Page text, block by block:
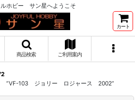
ルホビー サン星へようこそ
カート
商品検索 ご利用案内
”VF-103 ジョリー ロジャース 2002”